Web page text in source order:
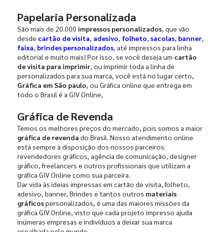
Papelaria Personalizada
São mais de 20.000 impressos personalizados, que vão
desde cartão de visita, adesivo, folheto, sacolas, banner,
faixa, brindes personalizados, até impressos para linha
editorial e muito mais! Por isso, se você deseja um cartão
de visita para imprimir, ou imprimir toda a linha de
personalizados para sua marca, você está no lugar certo,
Gráfica em São paulo, ou Gráfica online que entrega em
todo o Brasil é a GIV Online,
Gráfica de Revenda
Temos os melhores preços do mercado, pois somos a maior
gráfica de revenda do Brasil. Nosso atendimento online
está sempre à disposição dos nossos parceiros:
revendedores gráficos, agência de comunicação, designer
gráfico, freelancers e outros profissionais que utilizam a
gráfica GIV Online como sua parceira.
Dar vida às ideias impressas em cartão de visita, folheto,
adesivo, banner, Brindes e tantos outros materiais
gráficospersonalizados, é uma das maiores missões da
gráfica GIV Online, visto que cada projeto impresso ajuda
inúmeras empresas e indivíduos a deixar sua marca